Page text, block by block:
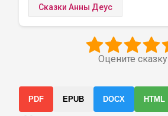
Сказки Анны Деус
Оцените сказку
PDF EPUB DOCX HTML